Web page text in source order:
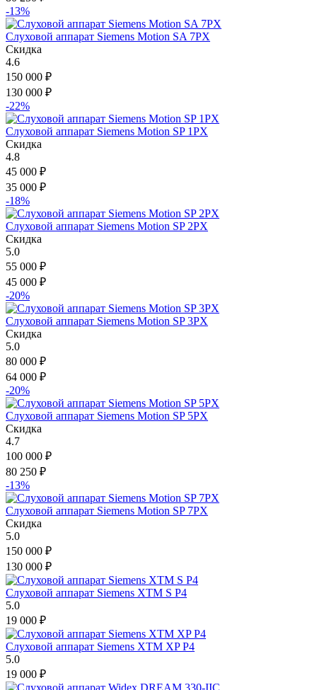
-13%
Слуховой аппарат Siemens Motion SA 7PX
Скидка
4.6
150 000 ₽
130 000 ₽
-22%
Слуховой аппарат Siemens Motion SP 1PX
Скидка
4.8
45 000 ₽
35 000 ₽
-18%
Слуховой аппарат Siemens Motion SP 2PX
Скидка
5.0
55 000 ₽
45 000 ₽
-20%
Слуховой аппарат Siemens Motion SP 3PX
Скидка
5.0
80 000 ₽
64 000 ₽
-20%
Слуховой аппарат Siemens Motion SP 5PX
Скидка
4.7
100 000 ₽
80 250 ₽
-13%
Слуховой аппарат Siemens Motion SP 7PX
Скидка
5.0
150 000 ₽
130 000 ₽
Слуховой аппарат Siemens XTM S P4
5.0
19 000 ₽
Слуховой аппарат Siemens XTM XP P4
5.0
19 000 ₽